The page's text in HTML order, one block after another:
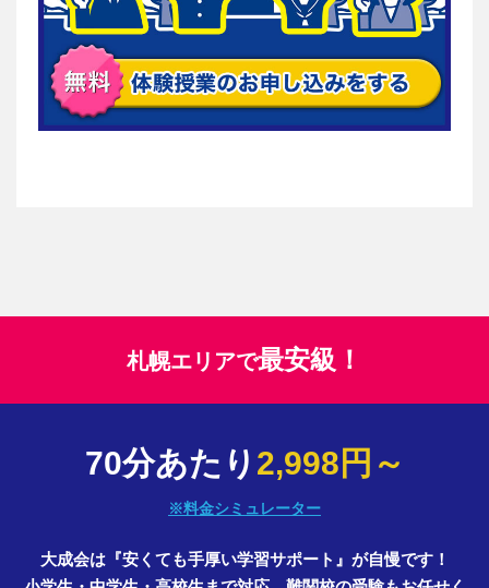
札幌エリアで最安級！
70分あたり 2,998円～
※料金シミュレーター
大成会は『安くても手厚い学習サポート』が自慢です！